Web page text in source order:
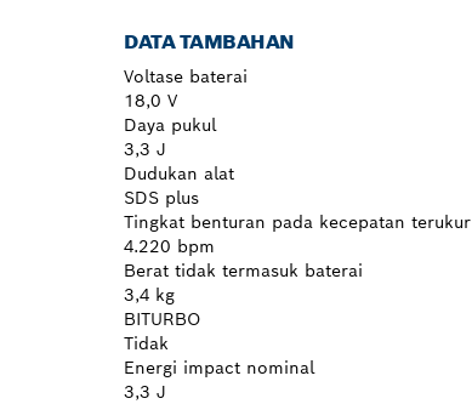
DATA TAMBAHAN
Voltase baterai
18,0 V
Daya pukul
3,3 J
Dudukan alat
SDS plus
Tingkat benturan pada kecepatan terukur
4.220 bpm
Berat tidak termasuk baterai
3,4 kg
BITURBO
Tidak
Energi impact nominal
3,3 J